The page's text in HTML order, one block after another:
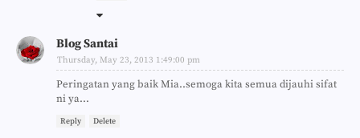
Blog Santai
Thursday, May 23, 2013 1:49:00 pm
Peringatan yang baik Mia..semoga kita semua dijauhi sifat
ni ya...
Reply Delete